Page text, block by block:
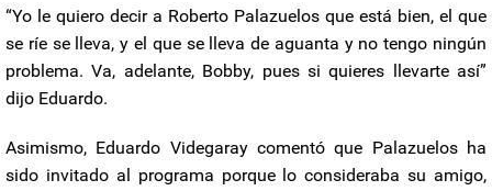
“Yo le quiero decir a Roberto Palazuelos que está bien, el que
se ríe se lleva, y el que se lleva de aguanta y no tengo ningún
problema. Va, adelante, Bobby, pues si quieres llevarte así”
dijo Eduardo.
Asimismo, Eduardo Videgaray comentó que Palazuelos ha
sido invitado al programa porque lo consideraba su amigo,